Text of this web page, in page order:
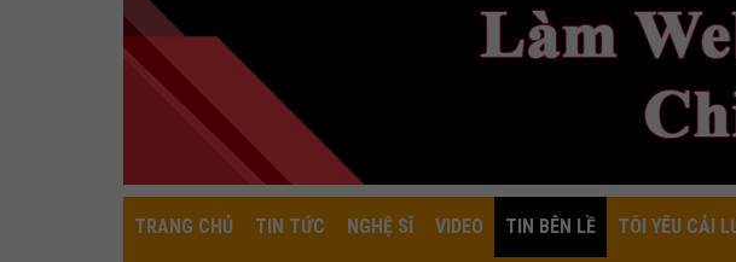
TRANG CHỦ TIN TỨC NGHỆ SĨ VIDEO TIN BÊN LỀ TÔI YÊU CẢI